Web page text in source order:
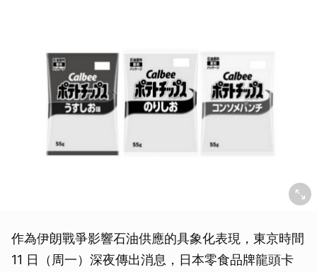
作為伊朗戰爭影響石油供應的具象化表現，東京時間
11 日（周一）深夜傳出消息，日本零食品牌龍頭卡